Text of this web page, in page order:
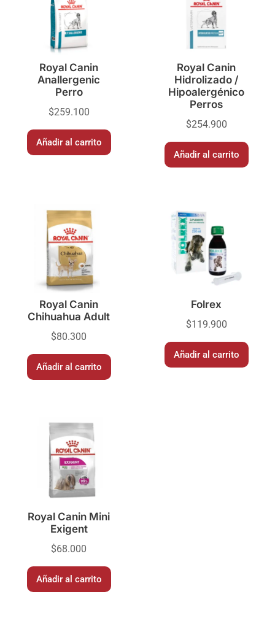
Royal Canin
Anallergenic
Perro
$259.100
Añadir al carrito
Royal Canin
Hidrolizado /
Hipoalergénico
Perros
$254.900
Añadir al carrito
Royal Canin
Chihuahua Adult
$80.300
Añadir al carrito
Folrex
$119.900
Añadir al carrito
Royal Canin Mini
Exigent
$68.000
Añadir al carrito